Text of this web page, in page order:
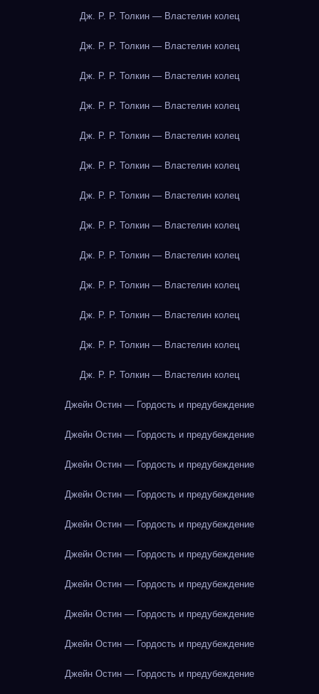
Дж. Р. Р. Толкин — Властелин колец
Дж. Р. Р. Толкин — Властелин колец
Дж. Р. Р. Толкин — Властелин колец
Дж. Р. Р. Толкин — Властелин колец
Дж. Р. Р. Толкин — Властелин колец
Дж. Р. Р. Толкин — Властелин колец
Дж. Р. Р. Толкин — Властелин колец
Дж. Р. Р. Толкин — Властелин колец
Дж. Р. Р. Толкин — Властелин колец
Дж. Р. Р. Толкин — Властелин колец
Дж. Р. Р. Толкин — Властелин колец
Дж. Р. Р. Толкин — Властелин колец
Дж. Р. Р. Толкин — Властелин колец
Джейн Остин — Гордость и предубеждение
Джейн Остин — Гордость и предубеждение
Джейн Остин — Гордость и предубеждение
Джейн Остин — Гордость и предубеждение
Джейн Остин — Гордость и предубеждение
Джейн Остин — Гордость и предубеждение
Джейн Остин — Гордость и предубеждение
Джейн Остин — Гордость и предубеждение
Джейн Остин — Гордость и предубеждение
Джейн Остин — Гордость и предубеждение